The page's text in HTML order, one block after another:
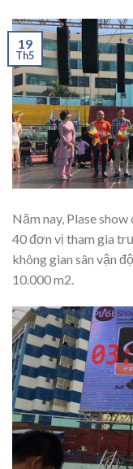
19
Th5
Năm nay, Plase
40 đơn vị tham gia
không gian sân vận
10.000 m2.